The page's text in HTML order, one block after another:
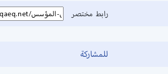
رابط مختصر
للمشاركة